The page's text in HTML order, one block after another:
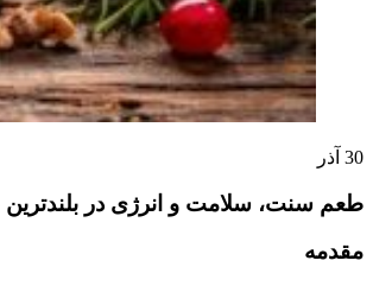
30 آذر
طعم سنت، سلامت و انرژی در
مقدمه